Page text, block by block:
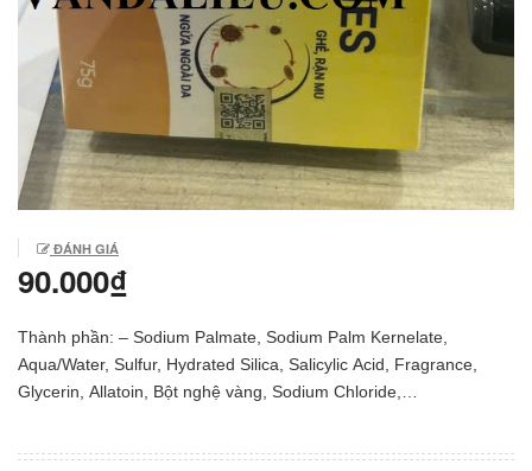
ĐÁNH GIÁ
90.000₫
Thành phần: – Sodium Palmate, Sodium Palm Kernelate,
Aqua/Water, Sulfur, Hydrated Silica, Salicylic Acid, Fragrance,
Glycerin, Allatoin, Bột nghệ vàng, Sodium Chloride,